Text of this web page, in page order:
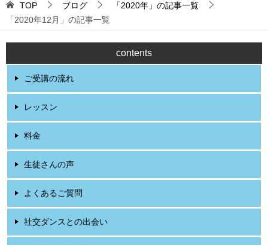
TOP ブログ
「2020年」の記事一覧
「2020年12月」の記事一覧
contents
ご受講の流れ
レッスン
料金
生徒さんの声
よくあるご質問
社交ダンスとの出会い